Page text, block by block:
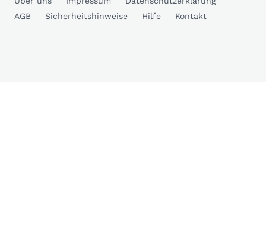
AGB
Sicherheitshinweise Hilfe Kontakt